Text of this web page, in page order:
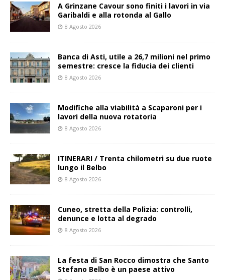
A Grinzane Cavour sono finiti i lavori in via
Garibaldi e alla rotonda al Gallo
8 Agosto 2026
Banca di Asti, utile a 26,7 milioni nel primo
semestre: cresce la fiducia dei clienti
8 Agosto 2026
Modifiche alla viabilità a Scaparoni per i
lavori della nuova rotatoria
8 Agosto 2026
ITINERARI / Trenta chilometri su due ruote
lungo il Belbo
8 Agosto 2026
Cuneo, stretta della Polizia: controlli,
denunce e lotta al degrado
8 Agosto 2026
La festa di San Rocco dimostra che Santo
Stefano Belbo è un paese attivo